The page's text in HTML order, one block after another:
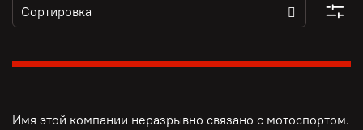
Имя этой компании неразрывно связано с мотоспортом.